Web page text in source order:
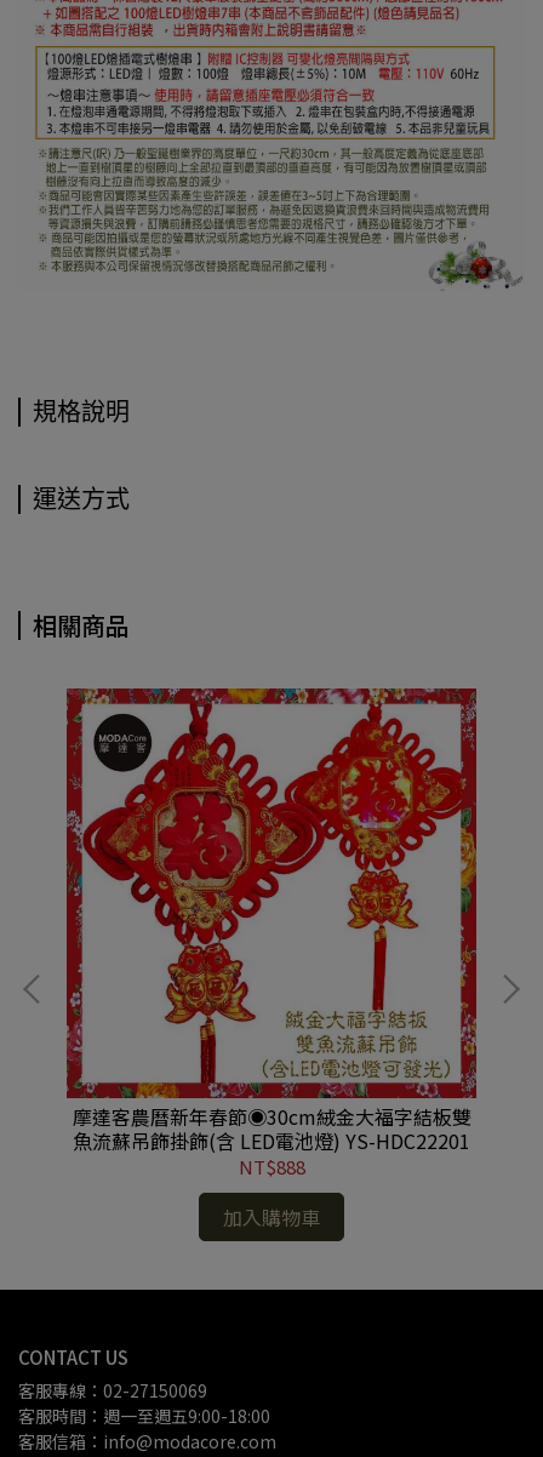
規格說明
運送方式
相關商品
摩達客農曆新年春節◉30cm絨金大福字結板雙
魚流蘇吊飾掛飾(含 LED電池燈) YS-HDC22201
NT$888
加入購物車
CONTACT US
客服專線：02-27150069
客服時間：週一至週五9:00-18:00
客服信箱：info@modacore.com